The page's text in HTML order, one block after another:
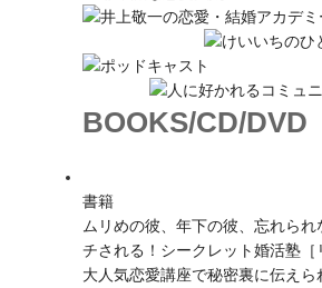
BOOKS/CD/DVD
書籍
ムリめの彼、年下の彼、忘れら
チされる！シークレット婚活塾［
大人気恋愛講座で秘密裏に伝えら